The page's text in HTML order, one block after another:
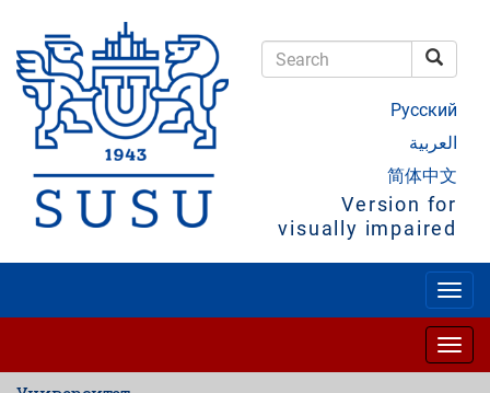
main
content
Русский
العربية
简体中文
Version for
visually impaired